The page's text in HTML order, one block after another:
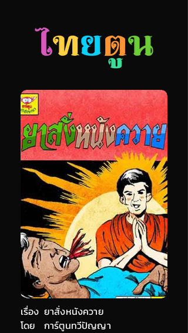
เรื่อง ยาสั่งหนังควาย
การ์ตูนทวีปัญญา
โดย